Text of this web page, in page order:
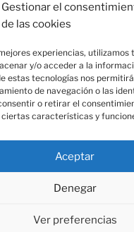
Gestionar el
de las cookies
experiencias, utilizamos
y/o acceder a la
estas tecnologías nos
de navegación o las
o retirar el
características y
Aceptar
Denegar
Ver preferencias